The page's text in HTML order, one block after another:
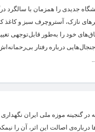
جدیدی را همزمان با سالگرد
نازک، آستروچرف سبز و
خود را به‌طور قابل‌توجهی
درباره رفتار
گنجینه موزه ملی ایران
درباره‌ی اصالت این اثر، آن را